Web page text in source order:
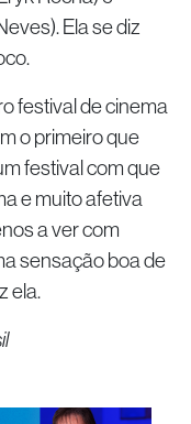
Ela se diz
festival de cinema
o primeiro que
festival com que
e muito afetiva
a ver com
sensação boa de
ela.